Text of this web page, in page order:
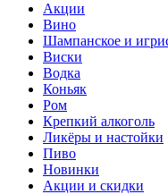
Акции
Вино
Шампанское и
Виски
Водка
Коньяк
Ром
Крепкий алкоголь
Ликёры и настойки
Пиво
Новинки
Акции и скидки